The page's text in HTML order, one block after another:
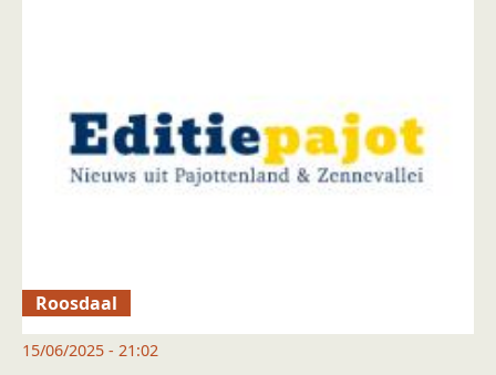
Roosdaal
15/06/2025 - 21:02